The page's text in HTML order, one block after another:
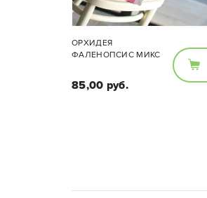
ОРХИДЕЯ
ФАЛЕНОПСИС МИКС
85,00 руб.